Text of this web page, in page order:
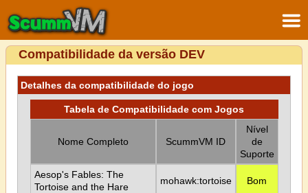
Compatibilidade da versão DEV
Detalhes da compatibilidade do jogo
Tabela de Compatibilidade com Jogos
Nome Completo ScummVM ID
Nível
de
Suporte
Aesop's Fables: The
Tortoise and the Hare
mohawk:tortoise Bom